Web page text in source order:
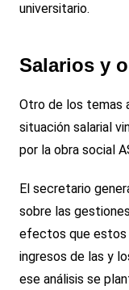
universitario.
Salarios y
Otro de los temas
situación salarial
por la obra social
El secretario
sobre las
efectos que estos
ingresos de las y
ese análisis se